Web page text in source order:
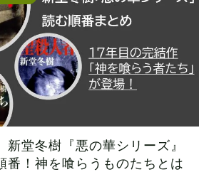
新堂冬樹『悪の華シリーズ』
番！神を喰らうものたちとは